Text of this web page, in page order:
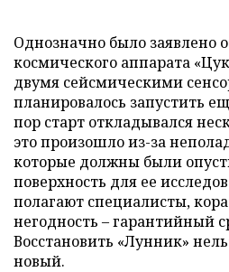
Однозначно было заявлено
космического аппарата
двумя сейсмическими
планировалось запустить
пор старт откладывался
это произошло из-за
которые должны были
поверхность для ее
полагают специалисты,
негодность – гарантийный
Восстановить «Лунник»
новый.